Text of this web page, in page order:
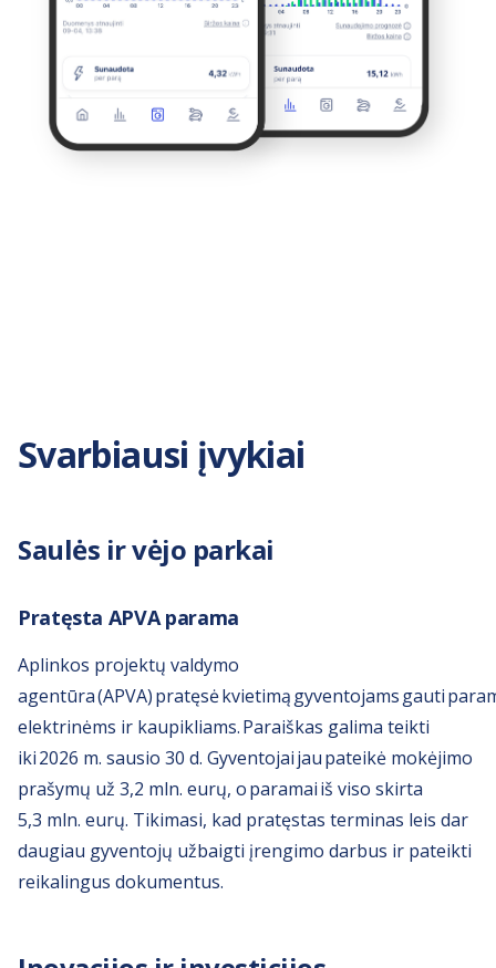
Svarbiausi įvykiai
Saulės ir vėjo parkai
Pratęsta APVA parama
Aplinkos projektų valdymo
agentūra (APVA) pratęsė kvietimą gyventojams gauti
elektrinėms ir kaupikliams. Paraiškas galima teikti
iki 2026 m. sausio 30 d. Gyventojai jau pateikė mokėjimo
prašymų už 3,2 mln. eurų, o paramai iš viso skirta
5,3 mln. eurų. Tikimasi, kad pratęstas terminas leis dar
daugiau gyventojų užbaigti įrengimo darbus ir pateikti
reikalingus dokumentus.